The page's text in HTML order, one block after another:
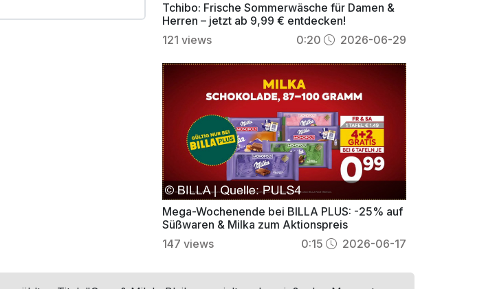
Tchibo: Frische Sommerwäsche für Damen &
Herren – jetzt ab 9,99 € entdecken!
121 views 0:20 2026-06-29
Mega-Wochenende bei BILLA PLUS: -25% auf
Süßwaren & Milka zum Aktionspreis
147 views 0:15 2026-06-17